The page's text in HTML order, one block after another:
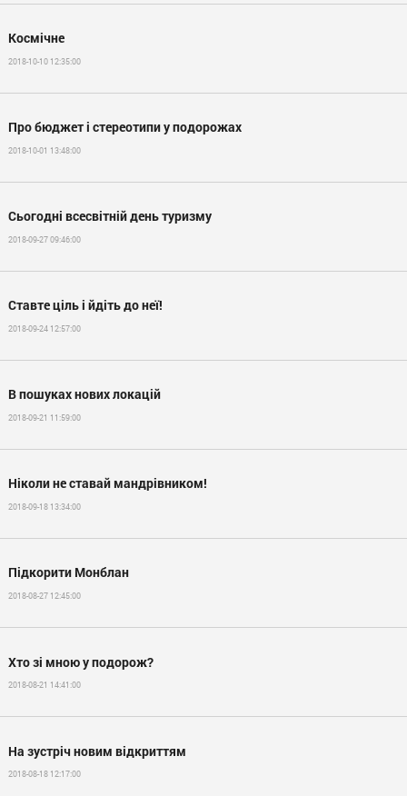
Космічне
2018-10-10 12:35:00
Про бюджет і стереотипи у подорожах
2018-10-01 13:48:00
Сьогодні всесвітній день туризму
2018-09-27 09:46:00
Ставте ціль і йдіть до неї!
2018-09-24 12:57:00
В пошуках нових локацій
2018-09-21 11:59:00
Ніколи не ставай мандрівником!
2018-09-18 13:34:00
Підкорити Монблан
2018-08-27 12:45:00
Хто зі мною у подорож?
2018-08-21 14:41:00
На зустріч новим відкриттям
2018-08-18 12:17:00